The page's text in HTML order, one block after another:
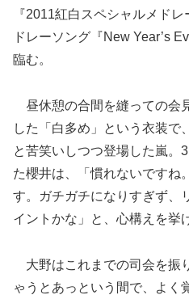
『2011紅白スペシャルメド
ドレーソング『New Year’s
臨む。
昼休憩の合間を縫っての会
した「白多め」という衣装で
と苦笑いしつつ登場した嵐。
た櫻井は、「慣れないですね
す。ガチガチになりすぎず、
イントかな」と、心構えを挙
大野はこれまでの司会を振
ゃうとあっという間で、よく